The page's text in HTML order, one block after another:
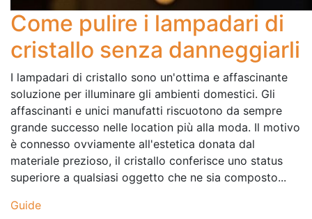
Come pulire i lampadari di
cristallo senza danneggiarli
I lampadari di cristallo sono un'ottima e affascinante
soluzione per illuminare gli ambienti domestici. Gli
affascinanti e unici manufatti riscuotono da sempre
grande successo nelle location più alla moda. Il motivo
è connesso ovviamente all'estetica donata dal
materiale prezioso, il cristallo conferisce uno status
superiore a qualsiasi oggetto che ne sia composto...
Guide